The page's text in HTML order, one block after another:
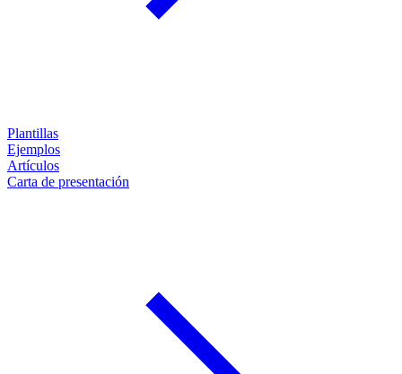
Plantillas
Ejemplos
Artículos
Carta de presentación